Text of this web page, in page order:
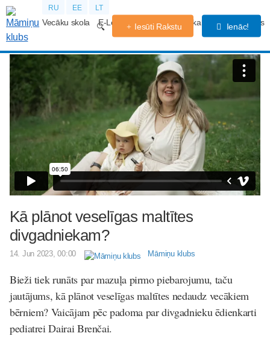
RU EE LT
Vecāku skola E-Lekcijas Grūtniecības kalendārs Forums
Iesūti Rakstu Ienāc!
Kā plānot veselīgas maltītes
divgadniekam?
14. Jun 2023, 00:00 Māmiņu klubs
Bieži tiek runāts par mazuļa pirmo piebarojumu, taču
jautājums, kā plānot veselīgas maltītes nedaudz vecākiem
bērniem? Vaicājam pēc padoma par divgadnieku ēdienkarti
pediatrei Dairai Brenčai.